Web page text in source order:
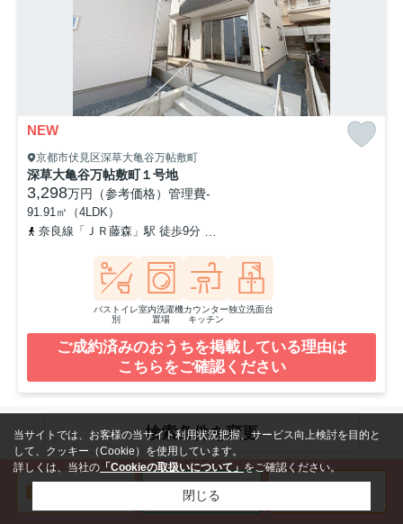
NEW
京都市伏見区深草大亀谷万帖敷町
深草大亀谷万帖敷町１号地
3,298万円（参考価格） 管理費-
91.91㎡（4LDK）
奈良線「ＪＲ藤森」駅 徒歩9分
バストイレ
別
室内洗濯機
置場
カウンター
キッチン
独立洗面台
ご成約済みのおうちを掲載している理由は
こちらをご確認ください
1 2 3
検索条件を変更
当サイトでは、お客様の当サイト利用状況把握、サービス向上検討を目的と
して、クッキー（Cookie）を使用しています。
詳しくは、当社の 「Cookieの取扱いについて」をご確認ください。
閉じる